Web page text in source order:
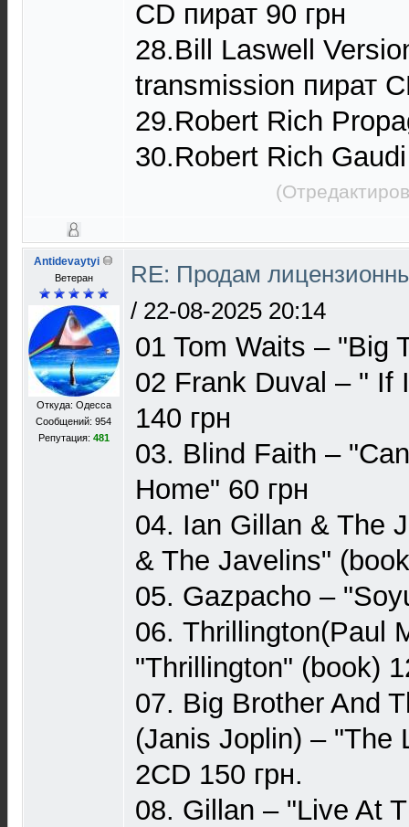
CD пират 90 грн
28.Bill Laswell
transmission пират
29.Robert Rich
30.Robert Rich
Antidevaytyi
Ветеран
Откуда: Одесса
Сообщений: 954
Репутация: 481
RE: Продам
/ 22-08-2025 20:14
01 Tom Waits – "Big
02 Frank Duval – " If
140 грн
03. Blind Faith –
Home" 60 грн
04. Ian Gillan & The
& The Javelins"
05. Gazpacho –
06. Thrillington(Paul
"Тhrillington" (book)
07. Big Brother And
(Janis Joplin) – "The
2CD 150 грн.
08. Gillan – "Live At